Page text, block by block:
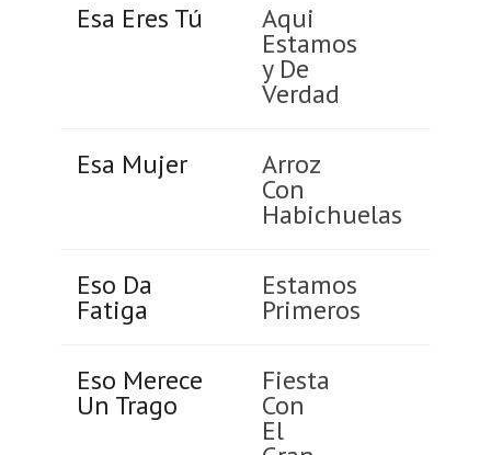
Esa Eres Tú Aqui
Estamos
y De
Verdad
Esa Mujer Arroz
Con
Habichuelas
Eso Da
Fatiga
Estamos
Primeros
Eso Merece
Un Trago
Fiesta
Con
El